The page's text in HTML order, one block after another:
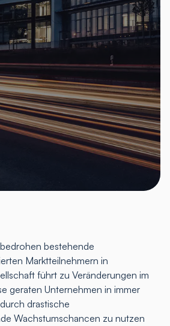
bestehende
Marktteilnehmern in
führt zu Veränderungen im
geraten Unternehmen in immer
drastische
Wachstumschancen zu nutzen